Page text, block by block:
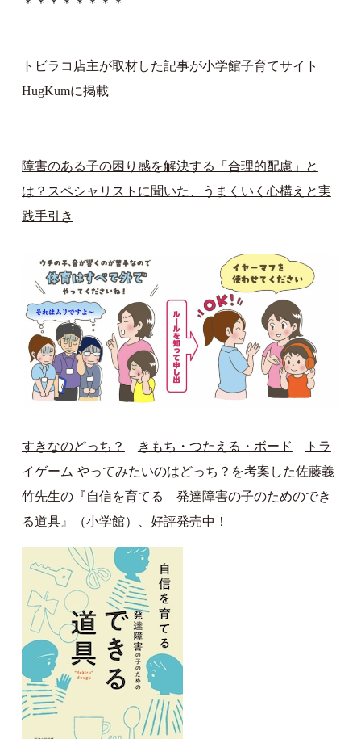
＊＊＊＊＊＊＊＊
トビラコ店主が取材した記事が小学館子育てサイト
HugKumに掲載
障害のある子の困り感を解決する「合理的配慮」と
は？スペシャリストに聞いた、うまくいく心構えと実
践手引き
すきなのどっち？ きもち・つたえる・ボード
トラ
イゲーム やってみたいのはどっち？ を考案した佐藤義
竹先生の『自信を育てる 発達障害の子のためのでき
る道具』（小学館）、好評発売中！